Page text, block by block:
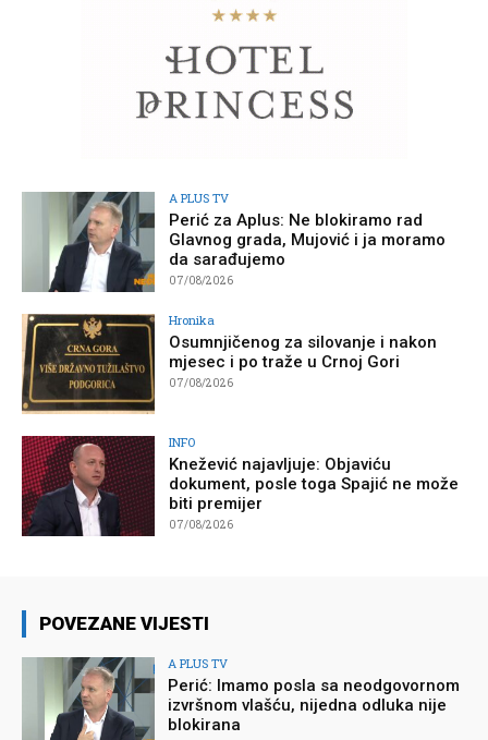
A PLUS TV
Perić za Aplus: Ne blokiramo rad
Glavnog grada, Mujović i ja moramo
da sarađujemo
07/08/2026
Hronika
Osumnjičenog za silovanje i nakon
mjesec i po traže u Crnoj Gori
07/08/2026
INFO
Knežević najavljuje: Objaviću
dokument, posle toga Spajić ne može
biti premijer
07/08/2026
POVEZANE VIJESTI
A PLUS TV
Perić: Imamo posla sa neodgovornom
izvršnom vlašću, nijedna odluka nije
blokirana